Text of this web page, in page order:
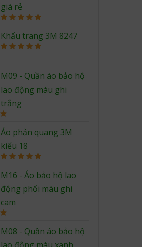
giá rẻ
out of 5
Khẩu trang 3M 8247
M09 - Quần áo bảo hộ
lao động màu ghi
trắng
Áo phản quang 3M
kiểu 18
out of 5
M16 - Áo bảo hộ lao
động phối màu ghi
cam
M08 - Quần áo bảo hộ
lao động màu xanh